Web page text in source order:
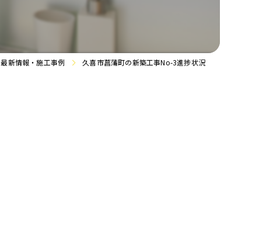
最新情報・施工事例 久喜市菖蒲町の新築工事No-3進捗状況